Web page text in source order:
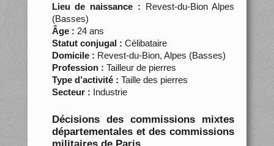
Lieu de naissance : Revest-du-Bion Alpes
(Basses)
Âge : 24 ans
Statut conjugal : Célibataire
Domicile : Revest-du-Bion, Alpes (Basses)
Profession : Tailleur de pierres
Type d’activité : Taille des pierres
Secteur : Industrie
Décisions des commissions mixtes
départementales et des commissions
militaires de Paris